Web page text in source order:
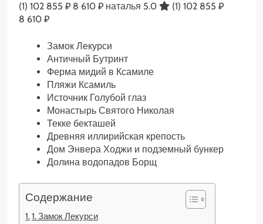
(1) 102 855 ₽ 8 610 ₽ наталья 5.0 (1) 102 855 ₽
8 610 ₽
Замок Лекурси
Античный Бутринт
Ферма мидий в Ксамиле
Пляжи Ксамиль
Источник Голубой глаз
Монастырь Святого Николая
Текке бекташей
Древняя иллирийская крепость
Дом Энвера Ходжи и подземный бункер
Долина водопадов Борщ
Содержание
1. Замок Лекурси